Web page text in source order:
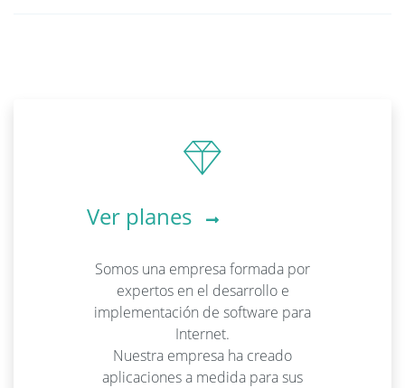
Ver planes
Somos una empresa formada por
expertos en el desarrollo e
implementación de software para
Internet.
Nuestra empresa ha creado
aplicaciones a medida para sus